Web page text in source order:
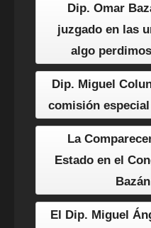
Dip. Omar
juzgado en las
algo
Dip. Miguel
comisión
La
Estado en el
El Dip. Miguel